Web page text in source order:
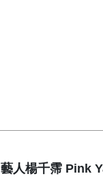
藝人楊千霈 Pink